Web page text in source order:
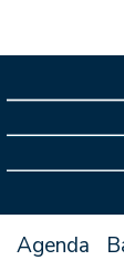
Agenda